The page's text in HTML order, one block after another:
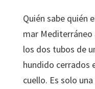
Quién sabe quién
mar Mediterráneo
los dos tubos de
hundido cerrados
cuello. Es solo